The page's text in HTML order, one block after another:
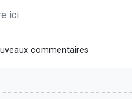
commentaires